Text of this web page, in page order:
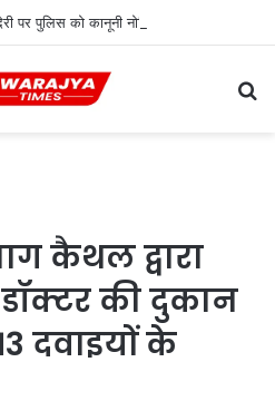
कैथल द्वारा
की दुकान
दवाइयों के